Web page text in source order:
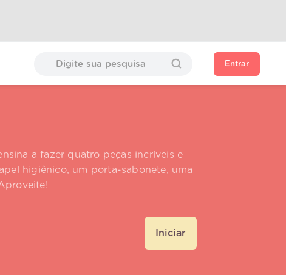
Entrar
a fazer quatro peças incríveis e
higiênico, um porta-sabonete, uma
Iniciar